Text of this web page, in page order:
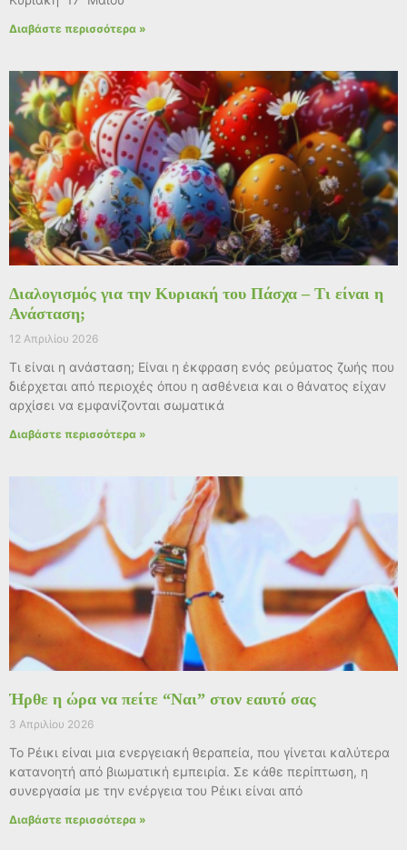
Διαβάστε περισσότερα »
Διαλογισμός για την Κυριακή του Πάσχα – Τι είναι η
Ανάσταση;
12 Απριλίου 2026
Τι είναι η ανάσταση; Είναι η έκφραση ενός ρεύματος ζωής που
διέρχεται από περιοχές όπου η ασθένεια και ο θάνατος είχαν
αρχίσει να εμφανίζονται σωματικά
Διαβάστε περισσότερα »
Ήρθε η ώρα να πείτε “Ναι” στον εαυτό σας
3 Απριλίου 2026
Το Ρέικι είναι μια ενεργειακή θεραπεία, που γίνεται καλύτερα
κατανοητή από βιωματική εμπειρία. Σε κάθε περίπτωση, η
συνεργασία με την ενέργεια του Ρέικι είναι από
Διαβάστε περισσότερα »